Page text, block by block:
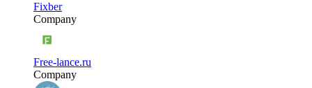
Fixber
Company
Free-lance.ru
Company